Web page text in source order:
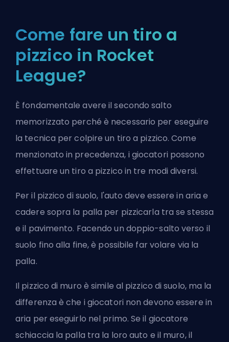
Come fare un tiro a
pizzico in Rocket
League?
È fondamentale avere il secondo salto
memorizzato perché è necessario per eseguire
la tecnica per colpire un tiro a pizzico. Come
menzionato in precedenza, i giocatori possono
effettuare un tiro a pizzico in tre modi diversi.
Per il pizzico di suolo, l'auto deve essere in aria e
cadere sopra la palla per pizzicarla tra se stessa
e il pavimento. Facendo un doppio-salto verso il
suolo fino alla fine, è possibile far volare via la
palla.
Il pizzico di muro è simile al pizzico di suolo, ma la
differenza è che i giocatori non devono essere in
aria per eseguirlo nel primo. Se il giocatore
schiaccia la palla tra la loro auto e il muro, il